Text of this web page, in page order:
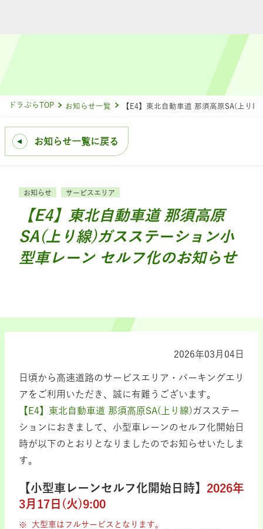
ドラぷらTOP お知らせ一覧 【E4】東北自動車道 那須高原SA(上り
お知らせ一覧に戻る
お知らせ サービスエリア
【E4】東北自動車道 那須高原
SA(上り線)ガスステーション小
型車レーン セルフ化のお知らせ
2026年03月04日
日頃から高速道路のサービスエリア・パーキングエリ
アをご利用いただき、誠に有難うございます。
【E4】東北自動車道 那須高原SA(上り線)ガスステー
ションにおきまして、小型車レーンのセルフ化開始日
時が以下のとおりとなりましたのでお知らせいたしま
す。
【小型車レーンセルフ化開始日時】 2026年
3月17日(火)9:00
大型車はフルサービスとなります。